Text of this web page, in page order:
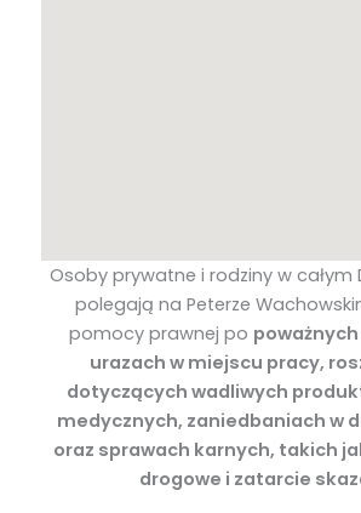
Osoby prywatne i rodziny w całym
polegają na Peterze
pomocy prawnej po
urazach w miejscu pracy,
dotyczących wadliwych
medycznych, zaniedbaniach w
oraz sprawach karnych, takich
drogowe i zatarcie